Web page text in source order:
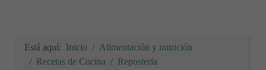
Está aquí: Inicio
Alimentación y nutrición
Recetas de Cocina
Repostería